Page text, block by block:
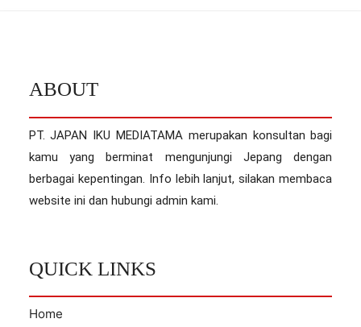
ABOUT
PT. JAPAN IKU MEDIATAMA merupakan konsultan bagi
kamu yang berminat mengunjungi Jepang dengan
berbagai kepentingan. Info lebih lanjut, silakan membaca
website ini dan hubungi admin kami.
QUICK LINKS
Home